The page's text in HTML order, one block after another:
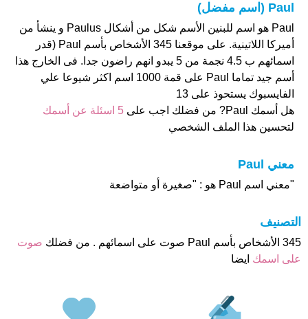
Paul (اسم مفضل)
Paul هو اسم للبنين الأسم شكل من أشكال Paulus و ينشأ من
أميركا اللاتينية. على موقعنا 345 الأشخاص بأسم Paul (قدر
اسمائهم ب 4.5 نجمة من 5 يبدو انهم راضون جدا. فى الخارج هذا
أسم جيد تماما Paul على قمة 1000 اسم اكثر شيوعا علي
الفايسبوك يستحوذ على 13
هل أسمك Paul? من فضلك اجب على
5 اسئلة عن أسمك
لتحسين هذا الملف الشخصي
معني Paul
"معني اسم Paul هو : "صغيرة أو متواضعة
التصنيف
345 الأشخاص بأسم Paul صوت على اسمائهم . من فضلك
صوت
على اسمك ايضا